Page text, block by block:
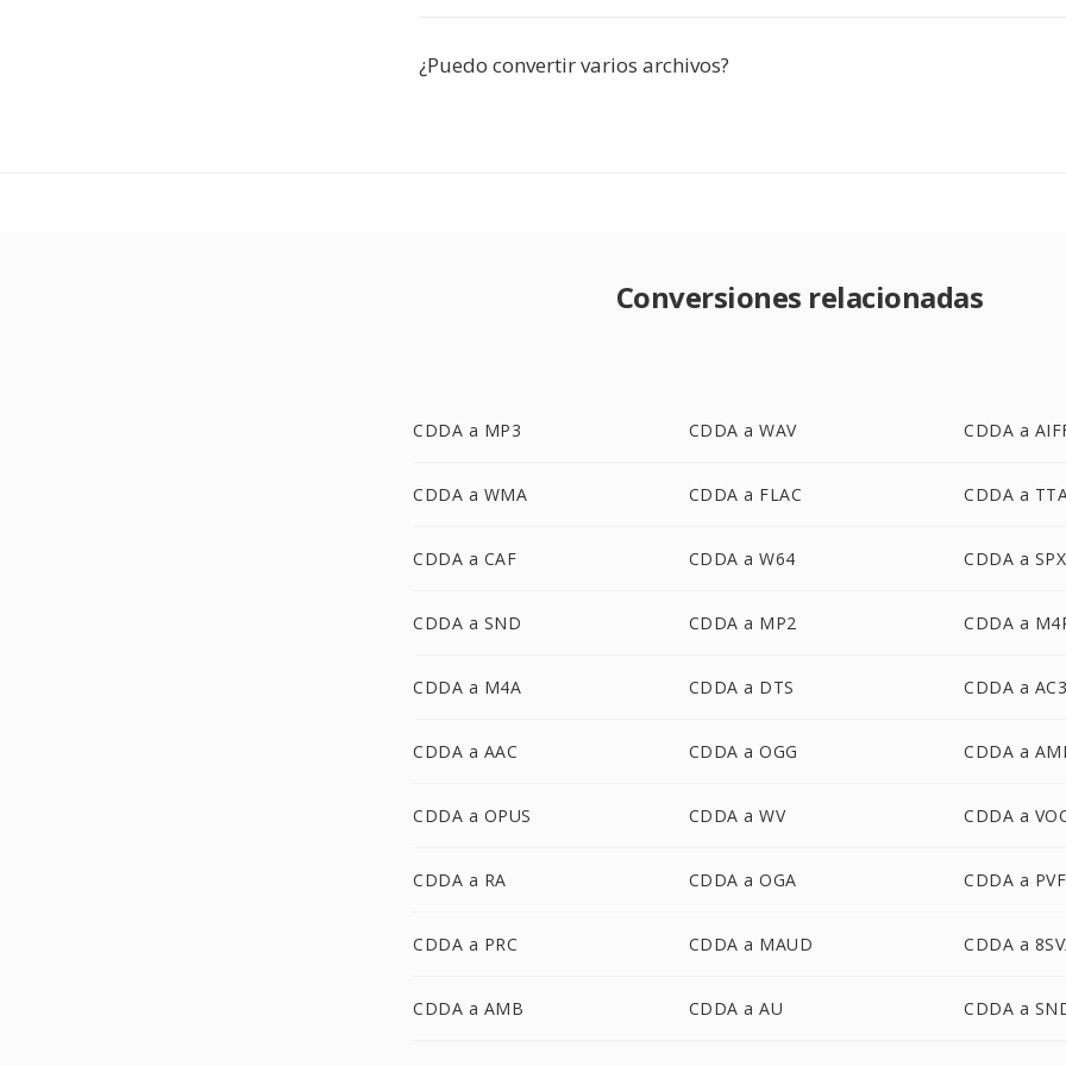
¿Puedo convertir varios archivos?
Conversiones relacionadas
CDDA a MP3 CDDA a WAV CDDA a
CDDA a WMA CDDA a FLAC CDDA a
CDDA a CAF CDDA a W64 CDDA a SPX
CDDA a SND CDDA a MP2 CDDA a
CDDA a M4A CDDA a DTS CDDA a
CDDA a AAC CDDA a OGG CDDA a
CDDA a OPUS CDDA a WV CDDA a
CDDA a RA CDDA a OGA CDDA a PVF
CDDA a PRC CDDA a MAUD CDDA a
CDDA a AMB CDDA a AU CDDA a